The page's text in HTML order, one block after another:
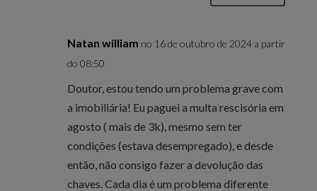
Natan william no 16 de outubro de 2024 a partir
do 08:50
Doutor, estou tendo um problema grave com
a imobiliária! Eu paguei a multa rescisória em
agosto ( mais de 3k), mesmo sem ter
condições (estava desempregado), e desde
então, não consigo fazer a devolução das
chaves. Cada dia é um problema diferente